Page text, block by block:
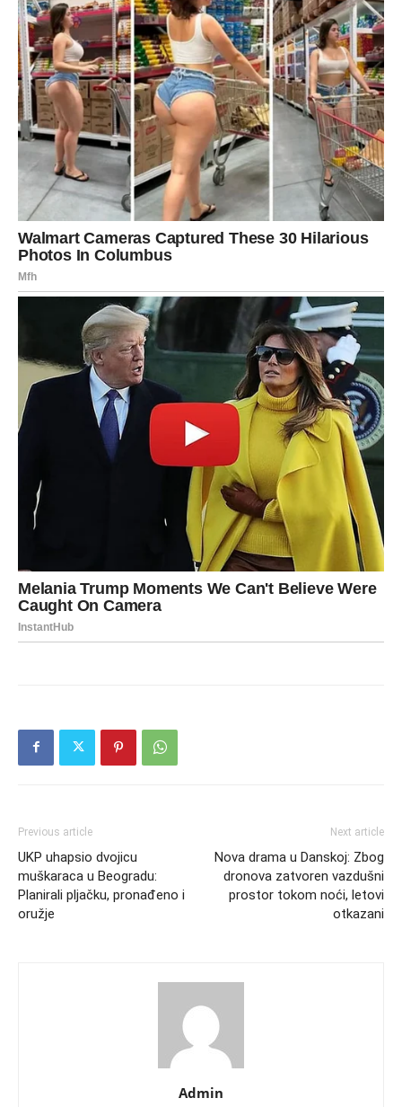
Previous article
UKP uhapsio dvojicu
muškaraca u Beogradu:
Planirali pljačku, pronađeno i
oružje
Next article
Nova drama u Danskoj: Zbog
dronova zatvoren vazdušni
prostor tokom noći, letovi
otkazani
Admin